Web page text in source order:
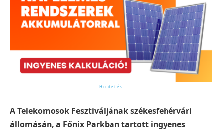
A Telekomosok Fesztiváljának székesfehérvári
állomásán, a Főnix Parkban tartott ingyenes